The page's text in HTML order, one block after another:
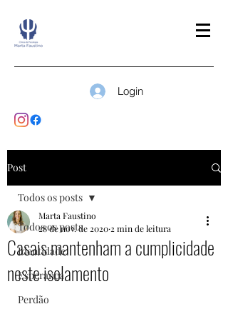
Login
Post
Todos os posts
Identidade
Esperança
Perdão
Todos os posts
Casais mantenham a cumplicidade
neste isolamento
Marta Faustino
28 de nov. de 2020 2 min de leitura